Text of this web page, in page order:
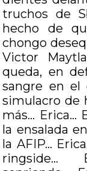
truchos de
hecho de
chongo
Victor
queda, en
sangre en el
simulacro de
más… Erica…
la ensalada
la AFIP…
ringside…